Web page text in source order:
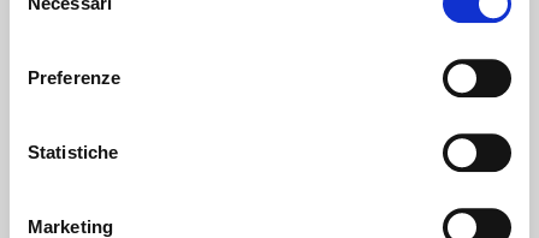
del
Preferenze
Statistiche
Marketing